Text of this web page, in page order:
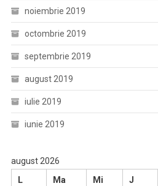
noiembrie 2019
octombrie 2019
septembrie 2019
august 2019
iulie 2019
iunie 2019
august 2026
L
Ma Mi J